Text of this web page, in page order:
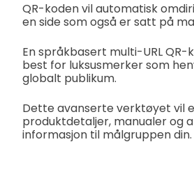
QR-koden vil automatisk
en side som også er satt på
En språkbasert multi-URL
best for luksusmerker som
globalt publikum.
Dette avanserte verktøyet vil
produktdetaljer, manualer og
informasjon til målgruppen din.